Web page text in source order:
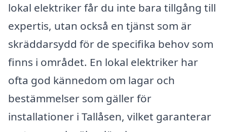
lokal elektriker får du inte bara tillgång till
expertis, utan också en tjänst som är
skräddarsydd för de specifika behov som
finns i området. En lokal elektriker har
ofta god kännedom om lagar och
bestämmelser som gäller för
installationer i Tallåsen, vilket garanterar